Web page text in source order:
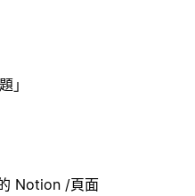
」
Notion /頁面